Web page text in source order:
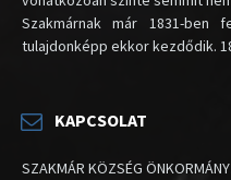
Szakmárnak már 1831-ben
tulajdonképp ekkor kezdődik.
KAPCSOLAT
SZAKMÁR KÖZSÉG